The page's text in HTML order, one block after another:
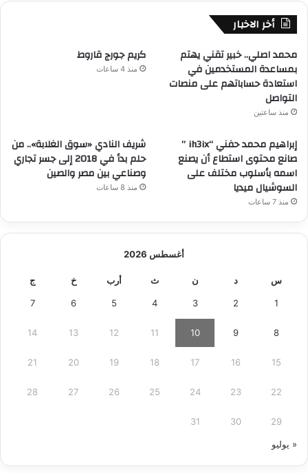
أخر الاخبار
محمد اصلي.. خبير تقني يهتم
بمساعدة المستخدمين في
استعادة حساباتهم على منصات
التواصل
منذ ساعتين
كريم جورج قاروط
منذ 4 ساعات
إبراهيم محمد حفني “ih3ix ”
صانع محتوى استطاع أن يصنع
اسمه بأسلوب مختلف على
السوشيال ميديا
منذ 7 ساعات
شريف النادي «سوق الغلابة».. من
حلم بدأ في 2018 إلى جسر تجاري
وصناعي بين مصر والصين
منذ 8 ساعات
أغسطس 2026
س د ن ث أرب خ ج
1
2
3
4
5
6
7
8
9
10
11
12
13
14
15
16
17
18
19
20
21
22
23
24
25
26
27
28
29
30
31
« يوليو